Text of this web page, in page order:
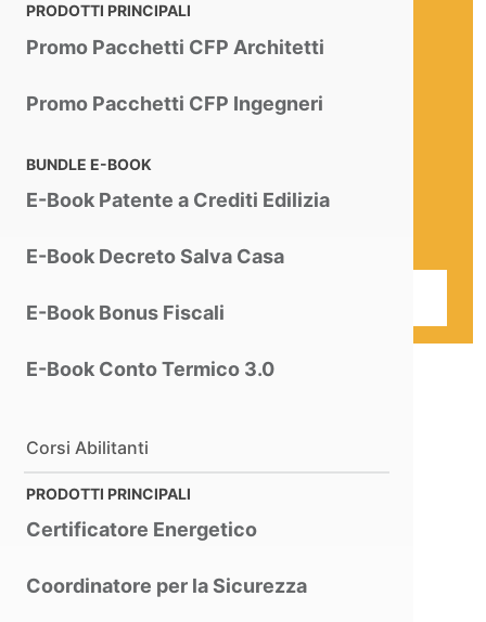
PRODOTTI PRINCIPALI
Promo Pacchetti CFP Architetti
Promo Pacchetti CFP Ingegneri
BUNDLE E-BOOK
E-Book Patente a Crediti Edilizia
E-Book Decreto Salva Casa
E-Book Bonus Fiscali
E-Book Conto Termico 3.0
Corsi Abilitanti
PRODOTTI PRINCIPALI
Certificatore Energetico
Coordinatore per la Sicurezza
Licenza di PreVedo
Sempre
Consulenza inclusiper il primo
Prezzo Pacchetto
Assistenza + Aggiornamenti
Bloccato per gli anni successivi
Contattaci